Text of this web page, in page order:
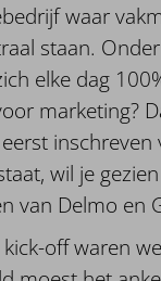
waar
staan.
elke dag
marketing?
wil je
van Delmo en
off waren